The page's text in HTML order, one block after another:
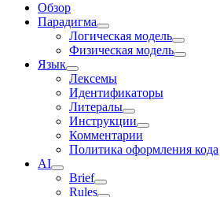
Обзор
Парадигма
Логическая модель
Физическая модель
Язык
Лексемы
Идентификаторы
Литералы
Инструкции
Комментарии
Политика оформления кода
AI
Brief
Rules